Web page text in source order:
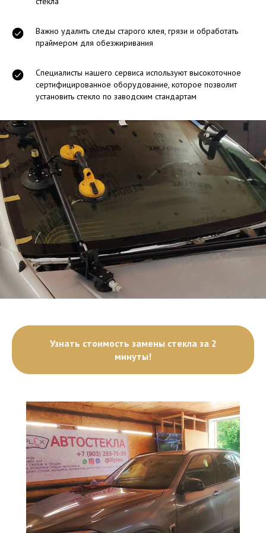
Важно удалить следы старого клея, грязи и обработать
праймером для обезжиривания
Специалисты нашего сервиса используют высокоточное
сертифицированное оборудование, которое позволит
установить стекло по заводским стандартам
Узнать стоимость замены стекла за 2
минуты!